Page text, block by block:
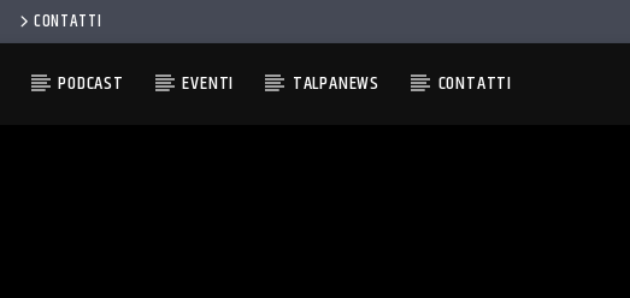
CONTATTI
PODCAST EVENTI TALPANEWS CONTATTI